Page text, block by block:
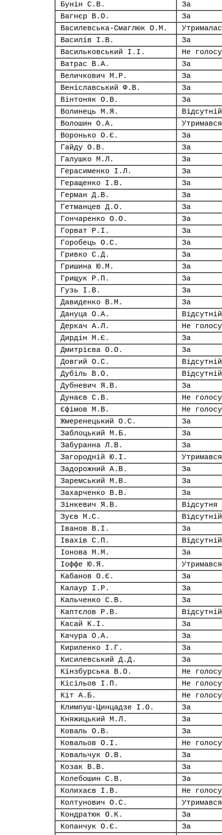
Бунін С.В.
За
Вагнєр В.О.
За
Василевська-Смаглюк О.М.
Василів І.В.
За
Васильковський І.І.
Не
Ватрас В.А.
За
Величкович М.Р.
За
Веніславський Ф.В.
За
Вінтоняк О.В.
За
Волинець М.Я.
Відсутній
Волошин О.А.
Утримався
Воронько О.Є.
За
Гайду О.В.
За
Галушко М.Л.
За
Герасименко І.Л.
За
Геращенко І.В.
За
Герман Д.В.
За
Гетманцев Д.О.
За
Гончаренко О.О.
За
Горват Р.І.
За
Горобець О.С.
За
Гривко С.Д.
За
Гришина Ю.М.
За
Грищук Р.П.
За
Гузь І.В.
За
Давиденко В.М.
За
Дануца О.А.
Відсутній
Деркач А.Л.
Не
Дирдін М.Є.
За
Дмитрієва О.О.
За
Довгий О.С.
Відсутній
Дубіль В.О.
Відсутній
Дубневич Я.В.
За
Дунаєв С.В.
Не
Єфімов М.В.
Не
Жмеренецький О.С.
За
Заблоцький М.Б.
За
Забуранна Л.В.
За
Загородній Ю.І.
Утримався
Задорожний А.В.
За
Заремський М.В.
За
Захарченко В.В.
За
Зінкевич Я.В.
Відсутня
Зуєв М.С.
Відсутній
Іванов В.І.
За
Івахів С.П.
Відсутній
Іонова М.М.
За
Іоффе Ю.Я.
Утримався
Кабанов О.Є.
За
Калаур І.Р.
За
Кальченко С.В.
За
Каптєлов Р.В.
Відсутній
Касай К.І.
За
Качура О.А.
За
Кириленко І.Г.
За
Кисилевський Д.Д.
За
Кінзбурська В.О.
Не
Кісільов І.П.
Не
Кіт А.Б.
Не
Климпуш-Цинцадзе І.О.
За
Княжицький М.Л.
За
Коваль О.В.
За
Ковальов О.І.
Не
Ковальчук О.В.
За
Козак В.В.
За
Колебошин С.В.
За
Колихаєв І.В.
Не
Колтунович О.С.
Утримався
Кондратюк О.К.
За
Копанчук О.Є.
За